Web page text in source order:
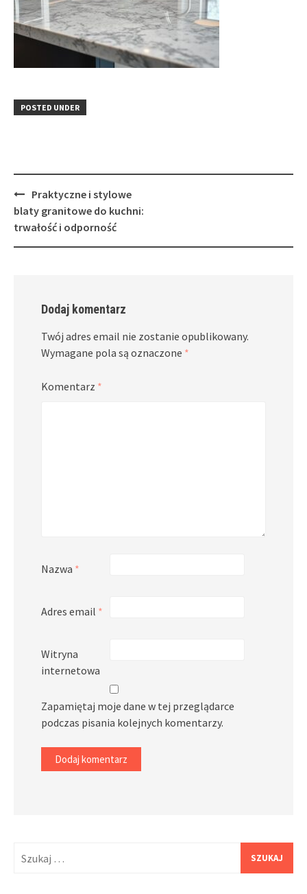
POSTED UNDER
Post
navigation
Praktyczne i stylowe
blaty granitowe do kuchni:
trwałość i odporność
Dodaj komentarz
Twój adres email nie zostanie opublikowany.
Wymagane pola są oznaczone *
Komentarz *
Nazwa *
Adres email *
Witryna
internetowa
Zapamiętaj moje dane w tej przeglądarce
podczas pisania kolejnych komentarzy.